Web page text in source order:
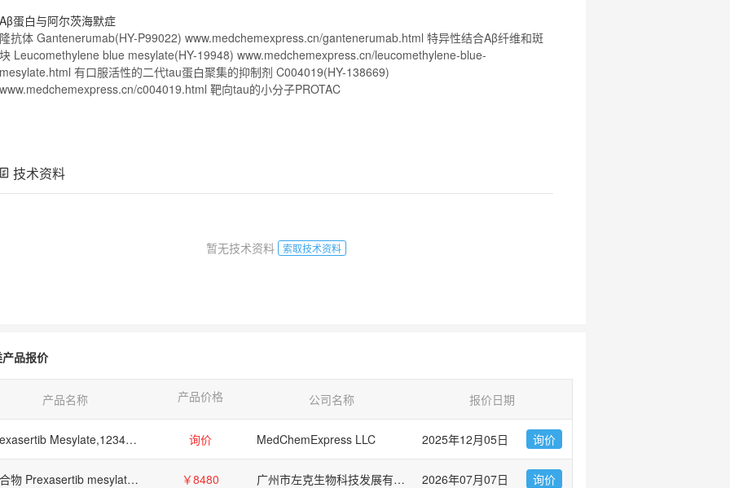
Aβ蛋白与阿尔茨海默症
隆抗体 Gantenerumab(HY-P99022) www.medchemexpress.cn/gantenerumab.html 特异性结合Aβ纤维和斑
块 Leucomethylene blue mesylate(HY-19948) www.medchemexpress.cn/leucomethylene-blue-
mesylate.html 有口服活性的二代tau蛋白聚集的抑制剂 C004019(HY-138669)
www.medchemexpress.cn/c004019.html 靶向tau的小分子PROTAC
技术资料
暂无技术资料 索取技术资料
品报价
产品名称 产品价格 公司名称 报价日期
Prexasertib Mesylate,1234015-57-6 询价 MedChemExpress LLC 2025年12月05日 询价
化合物 Prexasertib mesylate【1234015-55-4】 ￥8480 广州市左克生物科技发展有限公司 2026年07月07日 询价